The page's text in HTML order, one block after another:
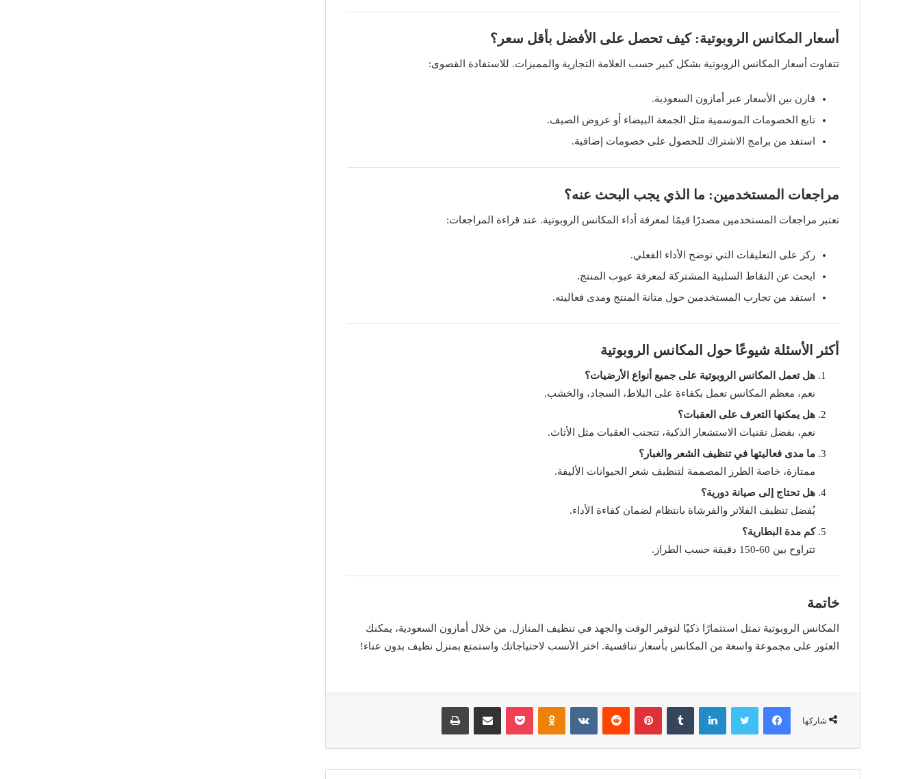
أسعار المكانس الروبوتية: كيف تحصل على الأفضل بأقل سعر؟
تتفاوت أسعار المكانس الروبوتية بشكل كبير حسب العلامة التجارية والمميزات. للاستفادة القصوى:
قارن بين الأسعار عبر أمازون السعودية.
تابع الخصومات الموسمية مثل الجمعة البيضاء أو عروض الصيف.
استفد من برامج الاشتراك للحصول على خصومات إضافية.
مراجعات المستخدمين: ما الذي يجب البحث عنه؟
تعتبر مراجعات المستخدمين مصدرًا قيمًا لمعرفة أداء المكانس الروبوتية. عند قراءة المراجعات:
ركز على التعليقات التي توضح الأداء الفعلي.
ابحث عن النقاط السلبية المشتركة لمعرفة عيوب المنتج.
استفد من تجارب المستخدمين حول متانة المنتج ومدى فعاليته.
أكثر الأسئلة شيوعًا حول المكانس الروبوتية
هل تعمل المكانس الروبوتية على جميع أنواع الأرضيات؟
نعم، معظم المكانس تعمل بكفاءة على البلاط، السجاد، والخشب.
هل يمكنها التعرف على العقبات؟
نعم، بفضل تقنيات الاستشعار الذكية، تتجنب العقبات مثل الأثاث.
ما مدى فعاليتها في تنظيف الشعر والغبار؟
ممتازة، خاصة الطرز المصممة لتنظيف شعر الحيوانات الأليفة.
هل تحتاج إلى صيانة دورية؟
يُفضل تنظيف الفلاتر والفرشاة بانتظام لضمان كفاءة الأداء.
كم مدة البطارية؟
تتراوح بين 60-150 دقيقة حسب الطراز.
خاتمة
المكانس الروبوتية تمثل استثمارًا ذكيًا لتوفير الوقت والجهد في تنظيف المنازل. من خلال أمازون السعودية، يمكنك
العثور على مجموعة واسعة من المكانس بأسعار تنافسية. اختر الأنسب لاحتياجاتك واستمتع بمنزل نظيف بدون عناء!
شاركها
فيسبوك تويتر لينكدإن بينتيريست Odnoklassniki
بوكيت مشاركة عبر البريد طباعة